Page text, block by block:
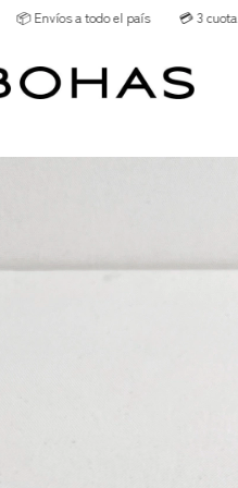
todo el país 💳 3 cuotas sin interés